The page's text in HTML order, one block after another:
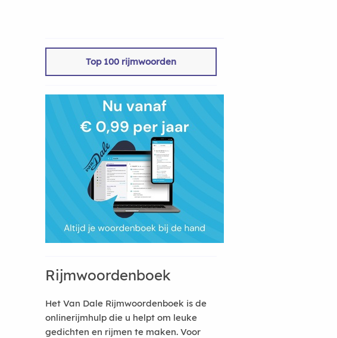
Top 100 rijmwoorden
Rijmwoordenboek
Het Van Dale Rijmwoordenboek is de
onlinerijmhulp die u helpt om leuke
gedichten en rijmen te maken. Voor